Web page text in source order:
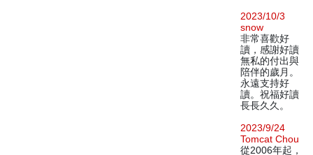
2023/10/3
snow
非常喜歡好
讀，感謝好讀
無私的付出與
陪伴的歲月。
永遠支持好
讀。祝福好讀
長長久久。
2023/9/24
Tomcat Chou
從2006年起，